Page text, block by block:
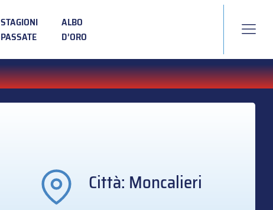
STAGIONI
PASSATE
ALBO
D’ORO
Città: Moncalieri